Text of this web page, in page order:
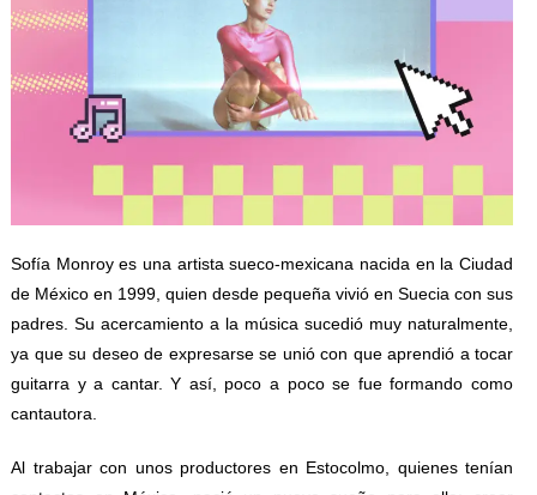
Sofía Monroy es una artista sueco-mexicana nacida en la Ciudad
de México en 1999, quien desde pequeña vivió en Suecia con sus
padres. Su acercamiento a la música sucedió muy naturalmente,
ya que su deseo de expresarse se unió con que aprendió a tocar
guitarra y a cantar. Y así, poco a poco se fue formando como
cantautora.
Al trabajar con unos productores en Estocolmo, quienes tenían